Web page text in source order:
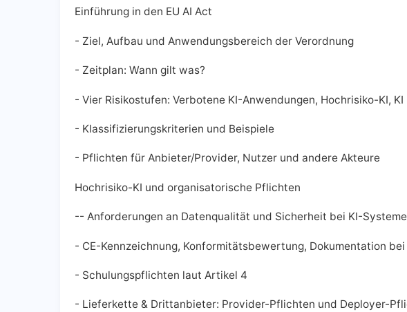
Einführung in den EU AI Act
- Ziel, Aufbau und Anwendungsbereich der Verordnung
- Zeitplan: Wann gilt was?
- Vier Risikostufen: Verbotene KI-Anwendungen, Hochrisiko-KI,
- Klassifizierungskriterien und Beispiele
- Pflichten für Anbieter/Provider, Nutzer und andere Akteure
Hochrisiko-KI und organisatorische Pflichten
-- Anforderungen an Datenqualität und Sicherheit bei KI-
- CE-Kennzeichnung, Konformitätsbewertung, Dokumentation
- Schulungspflichten laut Artikel 4
- Lieferkette & Drittanbieter: Provider-Pflichten und Deployer-